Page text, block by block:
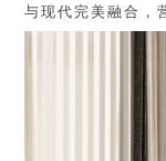
与现代完美融合，